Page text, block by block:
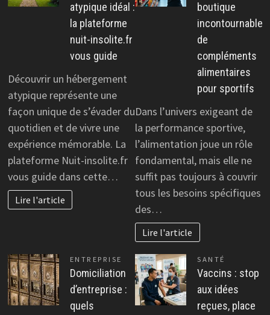
atypique idéal :
la plateforme
nuit-insolite.fr
vous guide
Découvrir un hébergement
atypique représente une
façon unique de s’évader du
quotidien et de vivre une
expérience mémorable. La
plateforme Nuit-insolite.fr
vous guide dans cette…
Lire l'article
boutique
incontournable
de
compléments
alimentaires
pour sportifs
Dans l’univers exigeant de
la performance sportive,
l’alimentation joue un rôle
fondamental, mais elle ne
suffit pas toujours à couvrir
tous les besoins spécifiques
des…
Lire l'article
ENTREPRISE
Domiciliation
d’entreprise :
quels
SANTÉ
Vaccins : stop
aux idées
reçues, place